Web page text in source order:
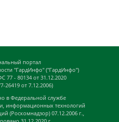
портал
"ГардИнфо" ("ГардИнфо")
- 80134 от 31.12.2020
26419 от 7.12.2006)
в Федеральной службе
информационных технологий
(Роскомнадзор) 07.12.2006 г.,